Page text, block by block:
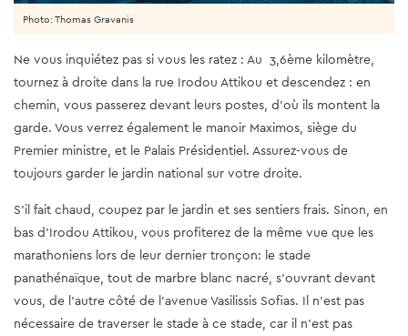
Ne vous inquiétez pas si vous les ratez : Au 3,6ème kilomètre,
tournez à droite dans la rue Irodou Attikou et descendez : en
chemin, vous passerez devant leurs postes, d’où ils montent la
garde. Vous verrez également le manoir Maximos, siège du
Premier ministre, et le Palais Présidentiel. Assurez-vous de
toujours garder le jardin national sur votre droite.
S'il fait chaud, coupez par le jardin et ses sentiers frais. Sinon, en
bas d'Irodou Attikou, vous profiterez de la même vue que les
marathoniens lors de leur dernier tronçon: le stade
panathénaïque, tout de marbre blanc nacré, s'ouvrant devant
vous, de l'autre côté de l'avenue Vasilissis Sofias. Il n'est pas
nécessaire de traverser le stade à ce stade, car il n'est pas
Photo: Thomas Gravanis